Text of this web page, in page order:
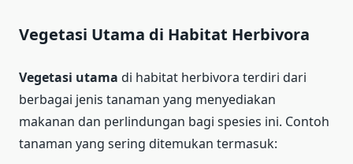
Vegetasi Utama di Habitat Herbivora
Vegetasi utama di habitat herbivora terdiri dari
berbagai jenis tanaman yang menyediakan
makanan dan perlindungan bagi spesies ini. Contoh
tanaman yang sering ditemukan termasuk: